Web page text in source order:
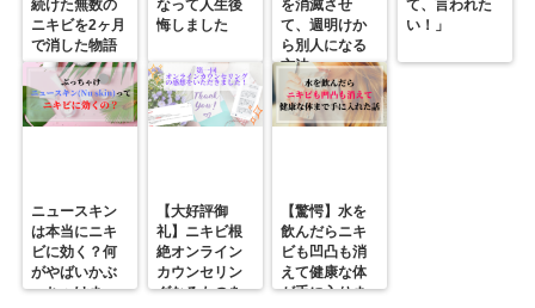
続けた無数の
ニキビを2ヶ月
で消した物語
なって人生後
悔しました
を消滅させ
て、週明けか
ら別人になる
方法
て、言われた
い！」
ニュースキン
は本当にニキ
ビに効く？何
がやばいかぶ
っちゃけま
【大好評御
礼】ニキビ根
絶オンライン
カウンセリン
グなるものを
【驚愕】水を
飲んだらニキ
ビも凹凸も消
えて健康な体
が手に入りま